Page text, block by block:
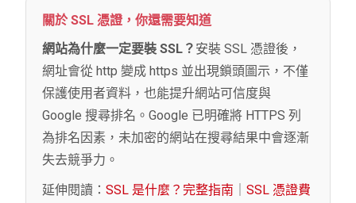
關於 SSL 憑證，你還需要知道
網站為什麼一定要裝 SSL？ 安裝 SSL 憑證後，
網址會從 http 變成 https 並出現鎖頭圖示，不僅
保護使用者資料，也能提升網站可信度與
Google 搜尋排名。Google 已明確將 HTTPS 列
為排名因素，未加密的網站在搜尋結果中會逐漸
失去競爭力。
延伸閱讀：SSL 是什麼？完整指南 ｜SSL 憑證費